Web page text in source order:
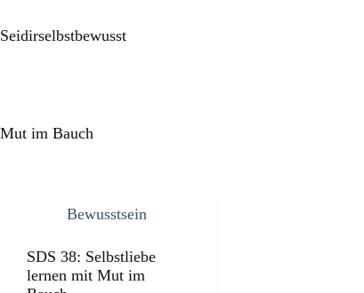
Seidirselbstbewusst
Mut im Bauch
Bewusstsein
SDS 38: Selbstliebe
lernen mit Mut im